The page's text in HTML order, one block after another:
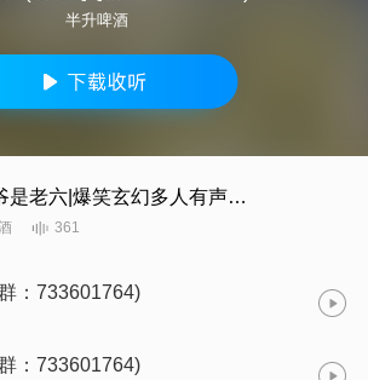
半升啤酒
极品少爷是老六|爆笑玄幻多人有声剧|爽文
361
：733601764)
：733601764)